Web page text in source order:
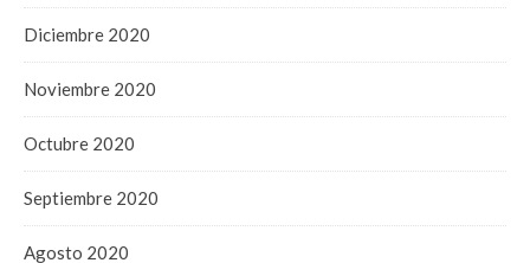
Diciembre 2020
Noviembre 2020
Octubre 2020
Septiembre 2020
Agosto 2020